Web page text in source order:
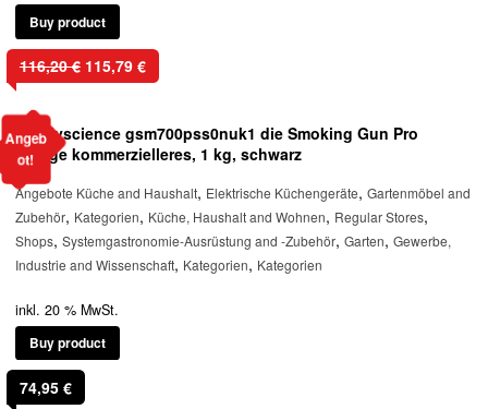
Buy product
Angeb
ot!
116,20€ Ursprünglicher
Preis
116,20 €
115,79 €Aktueller
Preis
115,79 €.
Polyscience gsm700pss0nuk1 die Smoking Gun Pro
Sage kommerzielleres, 1 kg, schwarz
Angebote Küche and Haushalt, Elektrische Küchengeräte, Gartenmöbel and
Zubehör, Kategorien, Küche, Haushalt and Wohnen, Regular Stores,
Shops, Systemgastronomie-Ausrüstung and -Zubehör, Garten, Gewerbe,
Industrie and Wissenschaft, Kategorien, Kategorien
inkl. 20 % MwSt.
Buy product
74,95 €